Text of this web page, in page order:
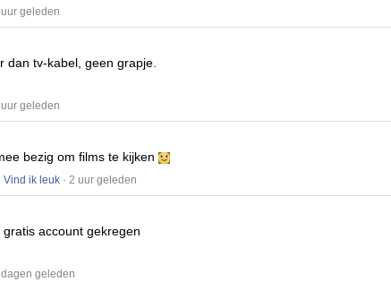
uur geleden
dan tv-kabel, geen grapje.
uur geleden
bezig om films te kijken
Vind ik leuk · 2 uur geleden
account gekregen
dagen geleden